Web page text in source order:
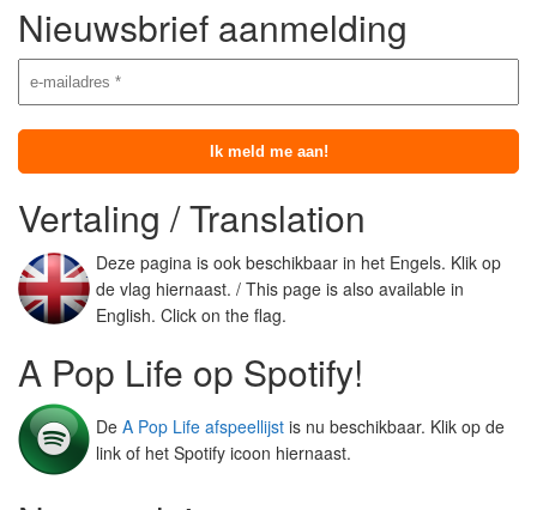
Nieuwsbrief aanmelding
Vertaling / Translation
Deze pagina is ook beschikbaar in het Engels. Klik op
de vlag hiernaast. / This page is also available in
English. Click on the flag.
A Pop Life op Spotify!
De A Pop Life afspeellijst is nu beschikbaar. Klik op de
link of het Spotify icoon hiernaast.